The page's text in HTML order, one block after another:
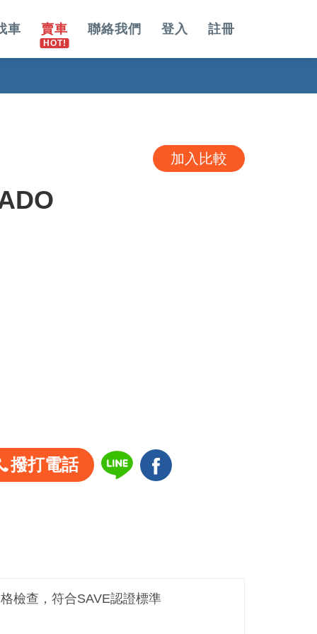
車 賣車 聯絡我們 登入 註冊
加入比較
撥打電話
檢查，符合SAVE認證標準